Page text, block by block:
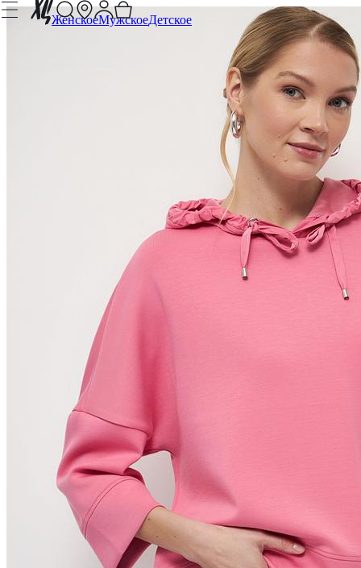
ЖенскоеМужскоеДетское